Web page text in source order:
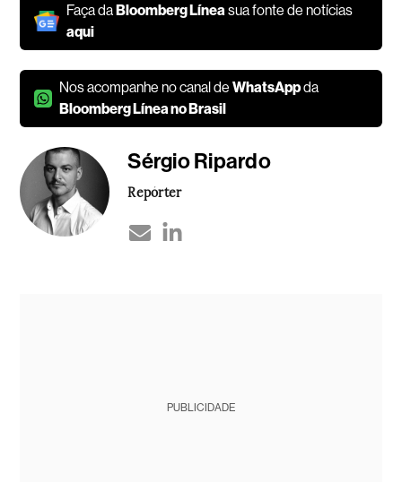
Faça daBloomberg Línea sua fonte de notícias
aqui
Nos acompanhe no canal deWhatsAppda
Bloomberg Línea no Brasil
Sérgio Ripardo
Repórter
PUBLICIDADE